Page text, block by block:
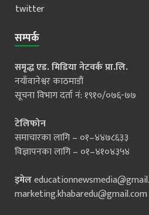
twitter
सम्पर्क
समृद्ध एड. मिडिया नेटवर्क प्रा.लि.
नयाँवानेश्वर काठमाडौं
सूचना विभाग दर्ता नं: १९१०/०७६-७७
टेलिफोन
समाचारका लागि – ०१–४४७८६३३
विज्ञापनका लागि – ०१–४१०४३५४
इमेल
marketing.khabaredu@gmail.com